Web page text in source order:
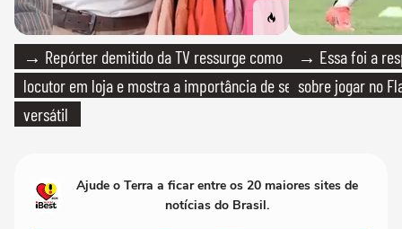
→ Repórter demitido da TV ressurge como
locutor em loja e mostra a importância de ser
versátil
→ Essa foi a
sobre jogar no
Ajude o Terra a ficar entre os 20 maiores sites de
notícias do Brasil.